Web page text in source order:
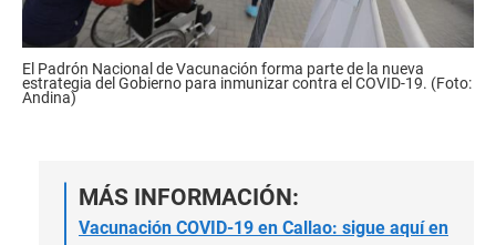
El Padrón Nacional de Vacunación forma parte de la nueva
estrategia del Gobierno para inmunizar contra el COVID-19. (Foto:
Andina)
MÁS INFORMACIÓN:
Vacunación COVID-19 en Callao: sigue aquí en